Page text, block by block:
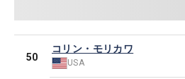
50
コリン・モリカワ
USA